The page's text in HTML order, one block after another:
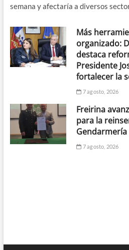
semana y afectaría a diversos
Más
organizado:
destaca
Presidente
fortalecer la
7 agosto, 2026
Freirina
para la
Gendarmería
7 agosto, 2026